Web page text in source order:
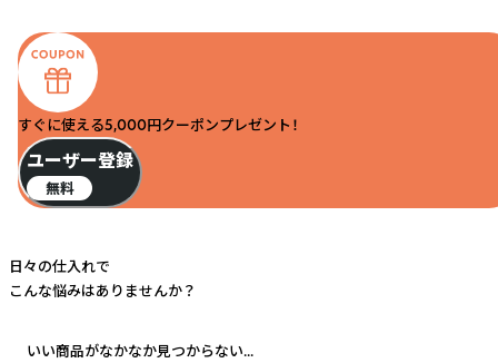
すぐに使える5,000円クーポンプレゼント！
ユーザー登録
無料
日々の仕入れで
こんな悩みはありませんか？
いい商品がなかなか見つからない...